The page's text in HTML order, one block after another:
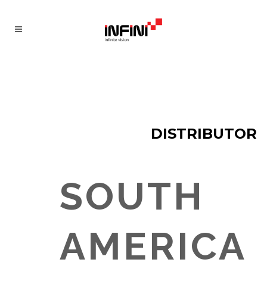
DISTRIBUTOR
SOUTH
AMERICA